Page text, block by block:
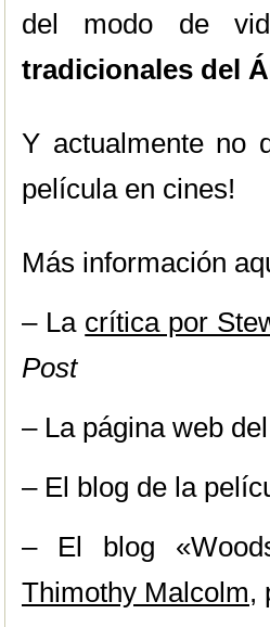
del modo de
tradicionales del
Y actualmente no
película en cines!
Más información
– La crítica por
Post
– La página web del
– El blog de la
– El blog
Thimothy Malcolm,